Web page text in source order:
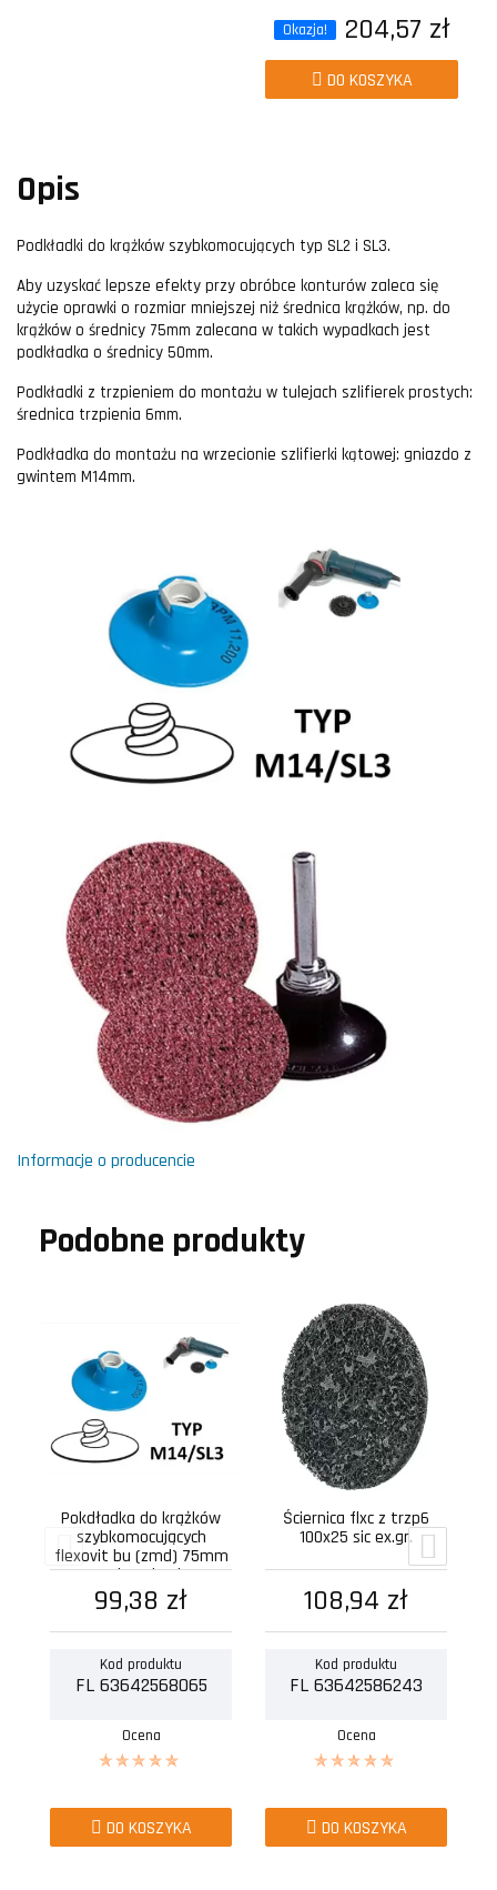
Okazja!
204,57 zł
DO KOSZYKA
Opis
Podkładki do krążków szybkomocujących typ SL2 i SL3.
Aby uzyskać lepsze efekty przy obróbce konturów zaleca się
użycie oprawki o rozmiar mniejszej niż średnica krążków, np. do
krążków o średnicy 75mm zalecana w takich wypadkach jest
podkładka o średnicy 50mm.
Podkładki z trzpieniem do montażu w tulejach szlifierek prostych:
średnica trzpienia 6mm.
Podkładka do montażu na wrzecionie szlifierki kątowej: gniazdo z
gwintem M14mm.
Informacje o producencie
Podobne produkty
Pokdładka do krążków
szybkomocujących
flexovit bu (zmd) 75mm
typ sl3 gniazdo z
gwintem...
99,38 zł
Kod produktu
FL 63642568065
Ocena
DO KOSZYKA
Ściernica flxc z trzp6
100x25 sic ex.gr.
108,94 zł
Kod produktu
FL 63642586243
Ocena
DO KOSZYKA